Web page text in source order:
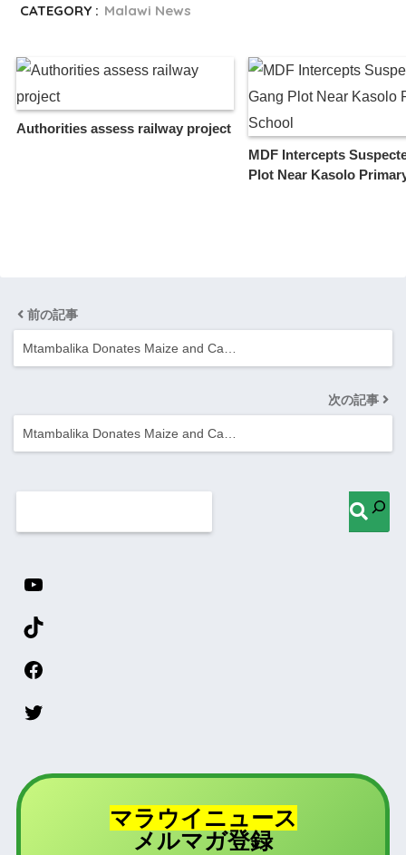
CATEGORY : Malawi News
Authorities assess railway project
MDF Intercepts
Plot Near Kasolo
前の記事
Mtambalika Donates Maize and Ca…
次の記事
Mtambalika Donates Maize and Ca…
マラウイニュース
メルマガ登録